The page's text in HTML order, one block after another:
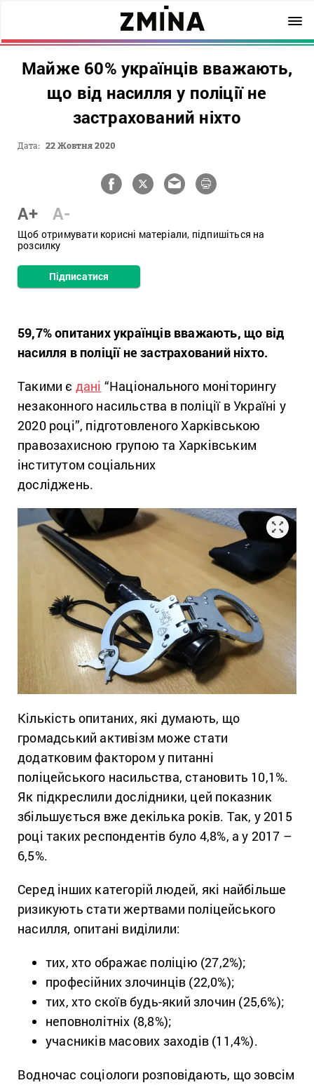
Майже 60% українців вважають,
що від насилля у поліції не
застрахований ніхто
Дата: 22 Жовтня 2020
A+ A-
Щоб отримувати корисні матеріали, підпишіться на
розсилку
Підписатися
59,7% опитаних українців вважають, що від
насилля в поліції не застрахований ніхто.
Такими є дані “Національного моніторингу
незаконного насильства в поліції в Україні у
2020 році”, підготовленого Харківською
правозахисною групою та Харківським
інститутом соціальних
досліджень.
Кількість опитаних, які думають, що
громадський активізм може стати
додатковим фактором у питанні
поліцейського насильства, становить 10,1%.
Як підкреслили дослідники, цей показник
збільшується вже декілька років. Так, у 2015
році таких респондентів було 4,8%, а у 2017 –
6,5%.
Серед інших категорій людей, які найбільше
ризикують стати жертвами поліцейського
насилля, опитані виділили:
тих, хто ображає поліцію (27,2%);
професійних злочинців (22,0%);
тих, хто скоїв будь-який злочин (25,6%);
неповнолітніх (8,8%);
учасників масових заходів (11,4%).
Водночас соціологи розповідають, що зовсім